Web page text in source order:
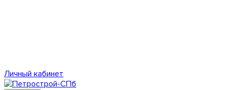
Личный кабинет